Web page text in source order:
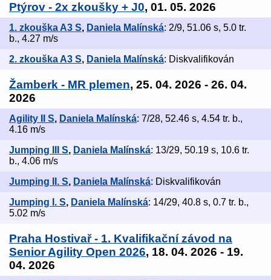
Ptýrov - 2x zkoušky + J0, 01. 05. 2026
1. zkouška A3 S, Daniela Malínská: 2/9, 51.06 s, 5.0 tr.
b., 4.27 m/s
2. zkouška A3 S, Daniela Malínská: Diskvalifikován
Žamberk - MR plemen, 25. 04. 2026 - 26. 04.
2026
Agility II S, Daniela Malínská: 7/28, 52.46 s, 4.54 tr. b.,
4.16 m/s
Jumping III S, Daniela Malínská: 13/29, 50.19 s, 10.6 tr.
b., 4.06 m/s
Jumping II. S, Daniela Malínská: Diskvalifikován
Jumping I. S, Daniela Malínská: 14/29, 40.8 s, 0.7 tr. b.,
5.02 m/s
Praha Hostivař - 1. Kvalifikační závod na
Senior Agility Open 2026, 18. 04. 2026 - 19.
04. 2026